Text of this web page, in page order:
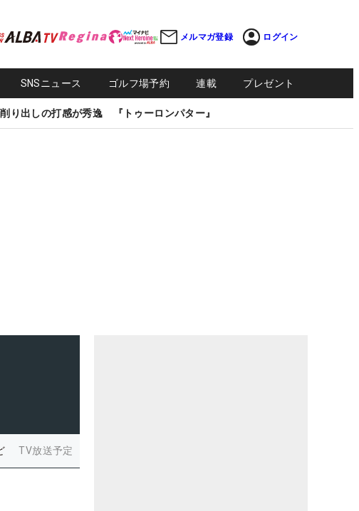
メルマガ登録 ログイン
SNSニュース ゴルフ場予約 連載 プレゼント
削り出しの打感が秀逸 『トゥーロンパター』
TV放送予定